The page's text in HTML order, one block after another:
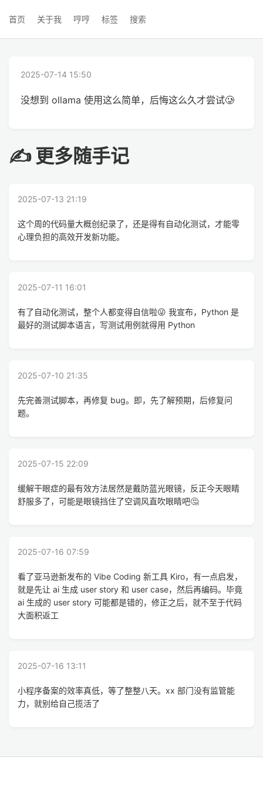
首页 关于我 哼哼 标签 搜索
2025-07-14 15:50
没想到 ollama 使用这么简单，后悔这么久才尝试🥲
✍ 更多随手记
2025-07-13 21:19
这个周的代码量大概创纪录了，还是得有自动化测试，才能零
心理负担的高效开发新功能。
2025-07-11 16:01
有了自动化测试，整个人都变得自信啦😜 我宣布，Python 是
最好的测试脚本语言，写测试用例就得用 Python
2025-07-10 21:35
先完善测试脚本，再修复 bug。即，先了解预期，后修复问
题。
2025-07-15 22:09
缓解干眼症的最有效方法居然是戴防蓝光眼镜，反正今天眼睛
舒服多了，可能是眼镜挡住了空调风直吹眼睛吧🤔
2025-07-16 07:59
看了亚马逊新发布的 Vibe Coding 新工具 Kiro，有一点启发，
就是先让 ai 生成 user story 和 user case，然后再编码。毕竟
ai 生成的 user story 可能都是错的，修正之后，就不至于代码
大面积返工
2025-07-16 13:11
小程序备案的效率真低，等了整整八天。xx 部门没有监管能
力，就别给自己揽活了